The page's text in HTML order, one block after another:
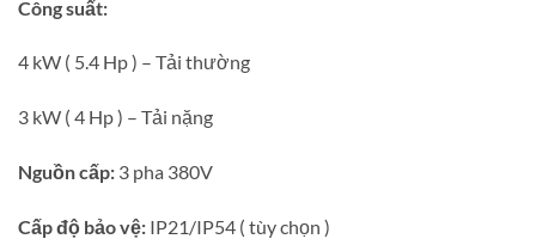
Công suất:
4 kW ( 5.4 Hp ) – Tải thường
3 kW ( 4 Hp ) – Tải nặng
Nguồn cấp: 3 pha 380V
Cấp độ bảo vệ: IP21/IP54 ( tùy chọn )